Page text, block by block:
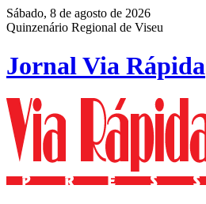
Sábado, 8 de agosto de 2026
Quinzenário Regional de Viseu
Jornal Via Rápida